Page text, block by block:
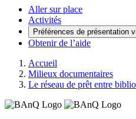
Aller sur place
Activités
Préférences de présentation
Obtenir de l’aide
Accueil
Milieux documentaires
Le réseau de prêt entre